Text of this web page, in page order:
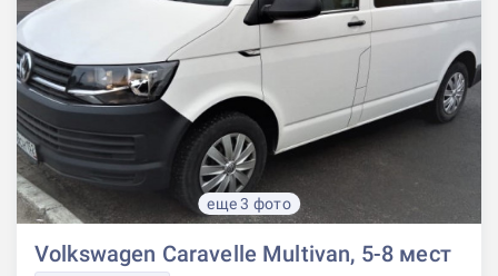
еще 3 фото
Volkswagen Caravelle Multivan, 5-8 мест